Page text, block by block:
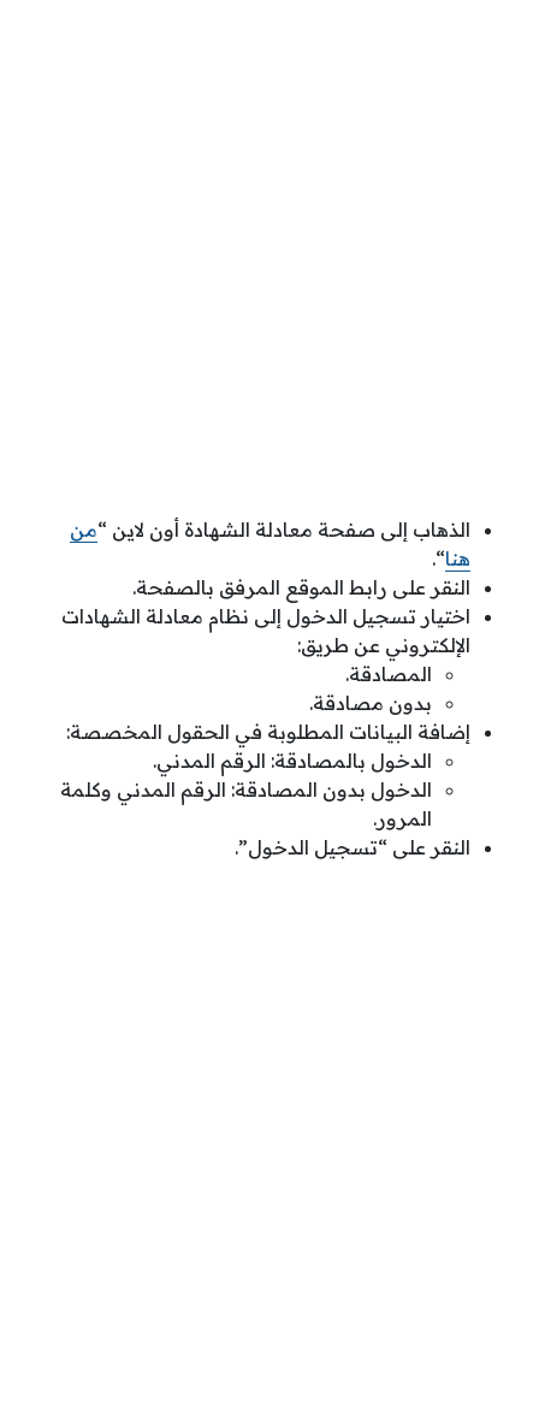
الذهاب إلى صفحة معادلة الشهادة أون لاين “من
هنا“.
النقر على رابط الموقع المرفق بالصفحة.
اختيار تسجيل الدخول إلى نظام معادلة الشهادات
الإلكتروني عن طريق:
المصادقة.
بدون مصادقة.
إضافة البيانات المطلوبة في الحقول المخصصة:
الدخول بالمصادقة: الرقم المدني.
الدخول بدون المصادقة: الرقم المدني وكلمة
المرور.
النقر على “تسجيل الدخول”.